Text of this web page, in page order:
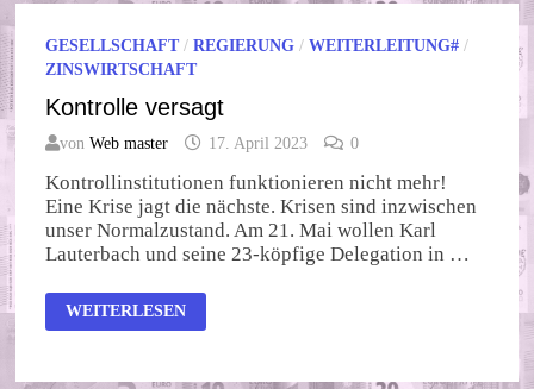
GESELLSCHAFT/REGIERUNG /WEITERLEITUNG# /
ZINSWIRTSCHAFT
Kontrolle versagt
vonWeb master 17. April 2023 0
Kontrollinstitutionen funktionieren nicht mehr!
Eine Krise jagt die nächste. Krisen sind inzwischen
unser Normalzustand. Am 21. Mai wollen Karl
Lauterbach und seine 23-köpfige Delegation in …
KONTROLLE
VERSAGT
WEITERLESEN